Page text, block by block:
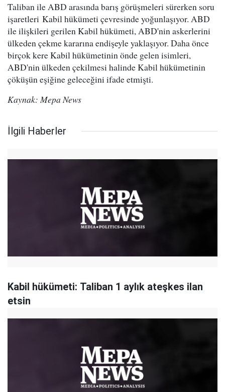
Taliban ile ABD arasında barış görüşmeleri sürerken soru
işaretleri Kabil hükümeti çevresinde yoğunlaşıyor. ABD
ile ilişkileri gerilen Kabil hükümeti, ABD'nin askerlerini
ülkeden çekme kararına endişeyle yaklaşıyor. Daha önce
birçok kere Kabil hükümetinin önde gelen isimleri,
ABD'nin ülkeden çekilmesi halinde Kabil hükümetinin
çöküşün eşiğine geleceğini ifade etmişti.
Kaynak: Mepa News
İlgili Haberler
Kabil hükümeti: Taliban 1 aylık ateşkes ilan
etsin